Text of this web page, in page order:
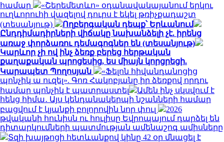
համար
«Շերեմետևո» օդանավակայանում երկու
ուղևորուհի վազելով դուրս է եկել թռիչքադաշտ
(տեսանյութ)
Ողբերգական դեպք՝ Երևանում
Ընդդիմադիրների վիճակը նախանձելի չէ. իրենց
առաջ փորձառու դեմագոգներ են (տեսանյութ)
Կարևոր չի ով ինչ ձեռք բերեց հերթական
քաղաքական պրոցեսից, ես միայն կորցրեցի.
Կարապետ Պողոսյան
«Ֆելոն հիվանդանոցից
պոնչիկ ա ուզել». Գոռ Հակոբյանը իր ձեռքով որդու
համար պոնչիկ է պատրաստել
Ամեն ինչ սկսվում է
հենց հիմա․ Այս կենդանակերպի նշանների համար
բացվում է կյանքի բոլորովին նոր փուլ
2026
թվականի հունիսն ու հուլիսը Եվրոպայում դարձել են
դիտարկումների պատմության ամենաշոգ ամիսները
Տզի խայթոցի հետևանքով կինը 42 օր մնացել է